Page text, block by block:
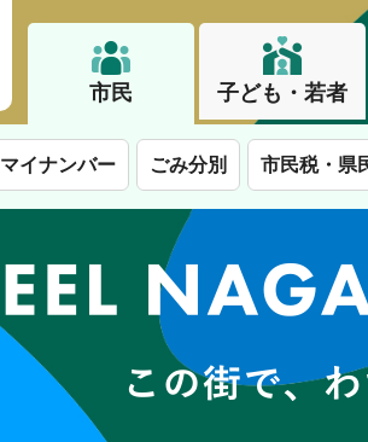
市民 子ども・若者
マイナンバー ごみ分別 市民税・県
この街